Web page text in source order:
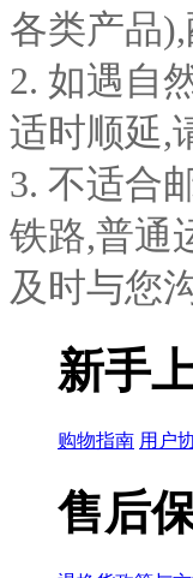
各类产品
2. 如遇自
适时顺延,
3. 不适合
铁路,普通
及时与您
新手
购物指南 用户
售后